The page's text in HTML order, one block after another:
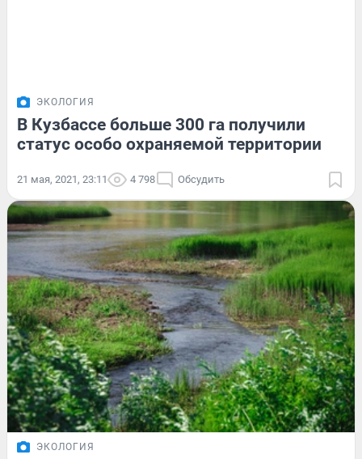
ЭКОЛОГИЯ
В Кузбассе больше 300 га получили
статус особо охраняемой территории
21 мая, 2021, 23:11 4 798 Обсудить
ЭКОЛОГИЯ